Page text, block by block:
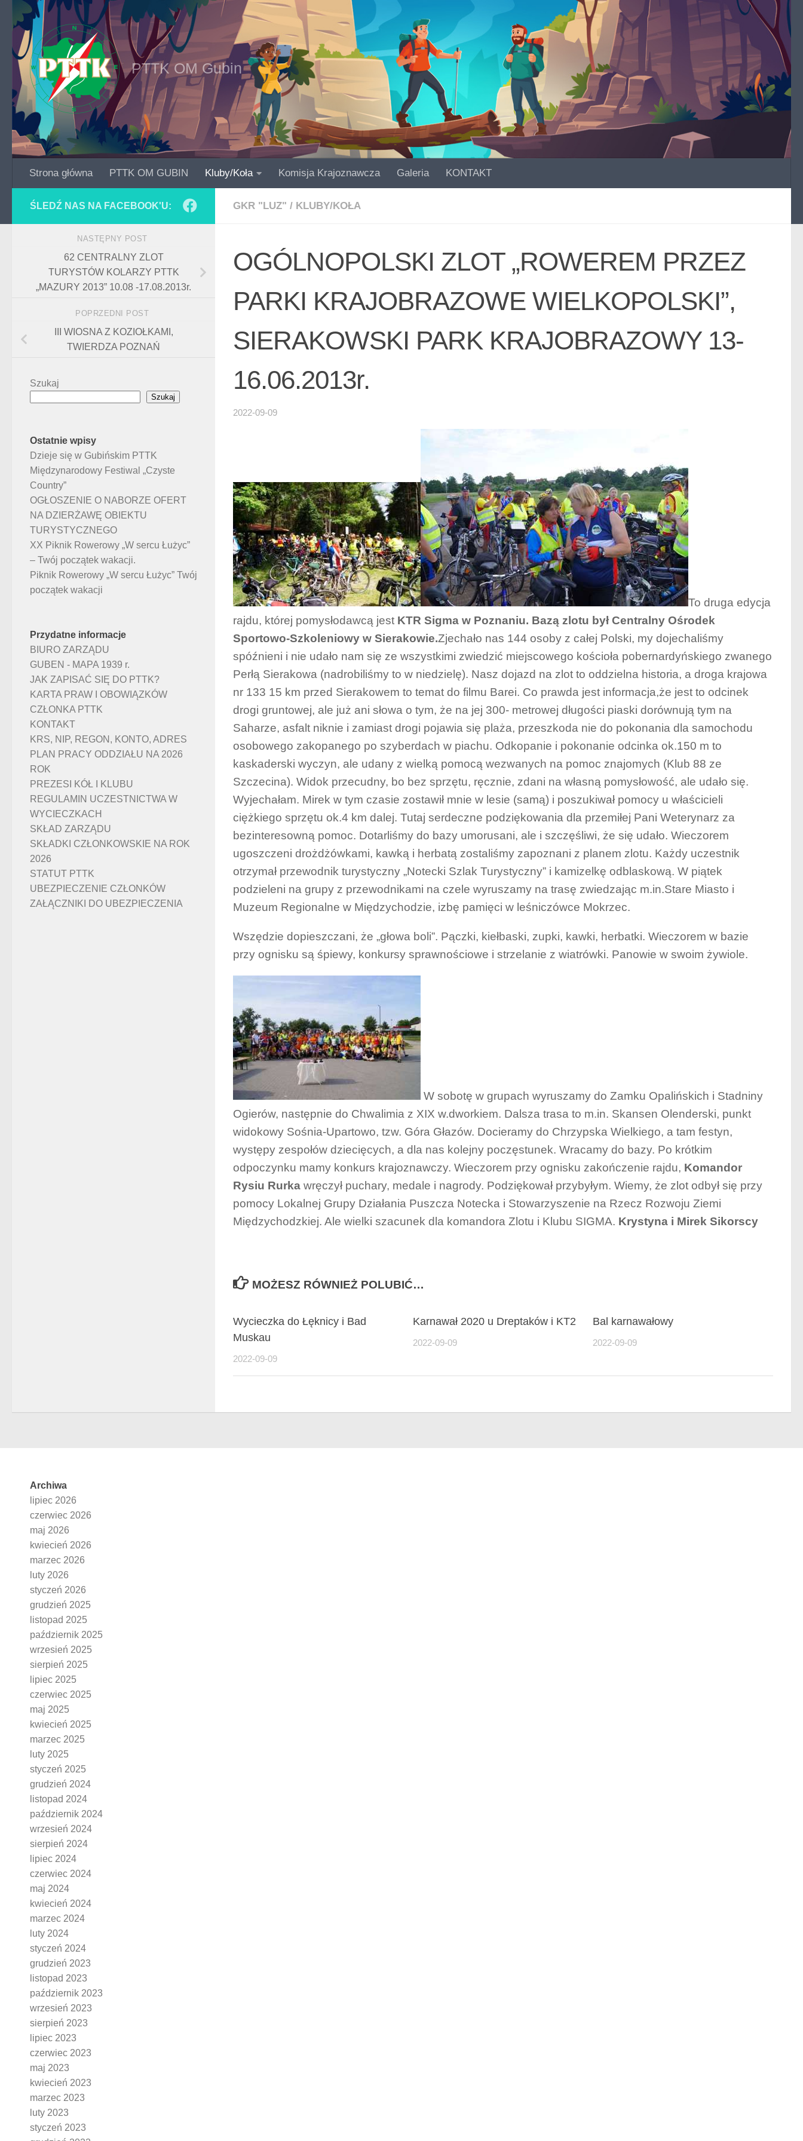
Skip to content
PTTK OM Gubin
Strona główna PTTK OM GUBIN Kluby/Koła Komisja Krajoznawcza Galeria KONTAKT
GKR "LUZ" / KLUBY/KOŁA
OGÓLNOPOLSKI ZLOT „ROWEREM PRZEZ
PARKI KRAJOBRAZOWE WIELKOPOLSKI”,
SIERAKOWSKI PARK KRAJOBRAZOWY 13-
16.06.2013r.
2022-09-09
To druga edycja
rajdu, której pomysłodawcą jest KTR Sigma w Poznaniu. Bazą zlotu był Centralny Ośrodek
Sportowo-Szkoleniowy w Sierakowie.Zjechało nas 144 osoby z całej Polski, my dojechaliśmy
spóźnieni i nie udało nam się ze wszystkimi zwiedzić miejscowego kościoła pobernardyńskiego zwanego
Perłą Sierakowa (nadrobiliśmy to w niedzielę). Nasz dojazd na zlot to oddzielna historia, a droga krajowa
nr 133 15 km przed Sierakowem to temat do filmu Barei. Co prawda jest informacja,że jest to odcinek
drogi gruntowej, ale już ani słowa o tym, że na jej 300- metrowej długości piaski dorównują tym na
Saharze, asfalt niknie i zamiast drogi pojawia się plaża, przeszkoda nie do pokonania dla samochodu
osobowego zakopanego po szyberdach w piachu. Odkopanie i pokonanie odcinka ok.150 m to
kaskaderski wyczyn, ale udany z wielką pomocą wezwanych na pomoc znajomych (Klub 88 ze
Szczecina). Widok przecudny, bo bez sprzętu, ręcznie, zdani na własną pomysłowość, ale udało się.
Wyjechałam. Mirek w tym czasie zostawił mnie w lesie (samą) i poszukiwał pomocy u właścicieli
ciężkiego sprzętu ok.4 km dalej. Tutaj serdeczne podziękowania dla przemiłej Pani Weterynarz za
bezinteresowną pomoc. Dotarliśmy do bazy umorusani, ale i szczęśliwi, że się udało. Wieczorem
ugoszczeni drożdżówkami, kawką i herbatą zostaliśmy zapoznani z planem zlotu. Każdy uczestnik
otrzymał przewodnik turystyczny „Notecki Szlak Turystyczny” i kamizelkę odblaskową. W piątek
podzieleni na grupy z przewodnikami na czele wyruszamy na trasę zwiedzając m.in.Stare Miasto i
Muzeum Regionalne w Międzychodzie, izbę pamięci w leśniczówce Mokrzec.
Wszędzie dopieszczani, że „głowa boli”. Pączki, kiełbaski, zupki, kawki, herbatki. Wieczorem w bazie
przy ognisku są śpiewy, konkursy sprawnościowe i strzelanie z wiatrówki. Panowie w swoim żywiole.
W sobotę w grupach wyruszamy do Zamku Opalińskich i Stadniny
Ogierów, następnie do Chwalimia z XIX w.dworkiem. Dalsza trasa to m.in. Skansen Olenderski, punkt
widokowy Sośnia-Upartowo, tzw. Góra Głazów. Docieramy do Chrzypska Wielkiego, a tam festyn,
występy zespołów dziecięcych, a dla nas kolejny poczęstunek. Wracamy do bazy. Po krótkim
odpoczynku mamy konkurs krajoznawczy. Wieczorem przy ognisku zakończenie rajdu, Komandor
Rysiu Rurka wręczył puchary, medale i nagrody. Podziękował przybyłym. Wiemy, że zlot odbył się przy
pomocy Lokalnej Grupy Działania Puszcza Notecka i Stowarzyszenie na Rzecz Rozwoju Ziemi
Międzychodzkiej. Ale wielki szacunek dla komandora Zlotu i Klubu SIGMA. Krystyna i Mirek Sikorscy
MOŻESZ RÓWNIEŻ POLUBIĆ…
Wycieczka do Łęknicy i Bad
Muskau
2022-09-09
Karnawał 2020 u Dreptaków i KT2
2022-09-09
Bal karnawałowy
2022-09-09
ŚLEDŹ NAS NA FACEBOOK'U:
NASTĘPNY POST
62 CENTRALNY ZLOT
TURYSTÓW KOLARZY PTTK
„MAZURY 2013” 10.08 -17.08.2013r.
POPRZEDNI POST
III WIOSNA Z KOZIOŁKAMI,
TWIERDZA POZNAŃ
Szukaj
Szukaj
Ostatnie wpisy
Dzieje się w Gubińskim PTTK
Międzynarodowy Festiwal „Czyste
Country”
OGŁOSZENIE O NABORZE OFERT
NA DZIERŻAWĘ OBIEKTU
TURYSTYCZNEGO
XX Piknik Rowerowy „W sercu Łużyc”
– Twój początek wakacji.
Piknik Rowerowy „W sercu Łużyc” Twój
początek wakacji
Przydatne informacje
BIURO ZARZĄDU
GUBEN - MAPA 1939 r.
JAK ZAPISAĆ SIĘ DO PTTK?
KARTA PRAW I OBOWIĄZKÓW
CZŁONKA PTTK
KONTAKT
KRS, NIP, REGON, KONTO, ADRES
PLAN PRACY ODDZIAŁU NA 2026
ROK
PREZESI KÓŁ I KLUBU
REGULAMIN UCZESTNICTWA W
WYCIECZKACH
SKŁAD ZARZĄDU
SKŁADKI CZŁONKOWSKIE NA ROK
2026
STATUT PTTK
UBEZPIECZENIE CZŁONKÓW
ZAŁĄCZNIKI DO UBEZPIECZENIA
Archiwa
lipiec 2026
czerwiec 2026
maj 2026
kwiecień 2026
marzec 2026
luty 2026
styczeń 2026
grudzień 2025
listopad 2025
październik 2025
wrzesień 2025
sierpień 2025
lipiec 2025
czerwiec 2025
maj 2025
kwiecień 2025
marzec 2025
luty 2025
styczeń 2025
grudzień 2024
listopad 2024
październik 2024
wrzesień 2024
sierpień 2024
lipiec 2024
czerwiec 2024
maj 2024
kwiecień 2024
marzec 2024
luty 2024
styczeń 2024
grudzień 2023
listopad 2023
październik 2023
wrzesień 2023
sierpień 2023
lipiec 2023
czerwiec 2023
maj 2023
kwiecień 2023
marzec 2023
luty 2023
styczeń 2023